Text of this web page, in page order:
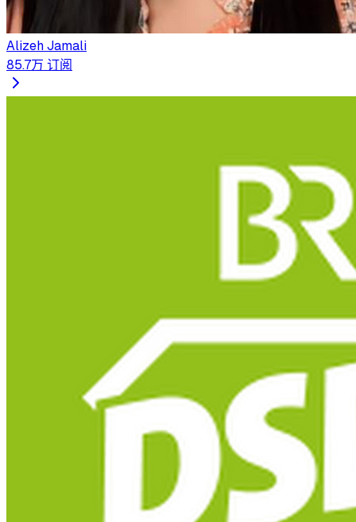
Alizeh Jamali
85.7万 订阅